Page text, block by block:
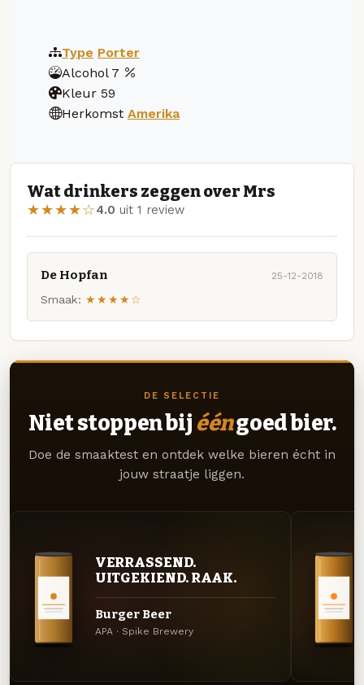
Type Porter
Alcohol 7
Kleur 59
Herkomst Amerika
Wat drinkers zeggen over Mrs
★★★★☆4.0 uit 1 review
De Hopfan 25-12-2018
Smaak: ★★★★☆
DE SELECTIE
Niet stoppen bij ééngoed bier.
Doe de smaaktest en ontdek welke bieren écht in
jouw straatje liggen.
VERRASSEND.
UITGEKIEND. RAAK.
Burger Beer
APA · Spike Brewery